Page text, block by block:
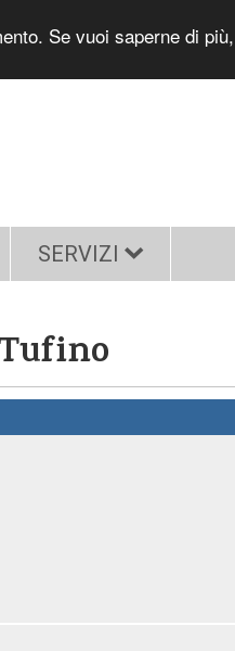
Se vuoi saperne di
SERVIZI